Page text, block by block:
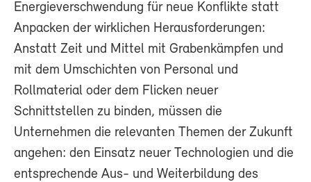
Energieverschwendung für neue Konflikte statt
Anpacken der wirklichen Herausforderungen:
Anstatt Zeit und Mittel mit Grabenkämpfen und
mit dem Umschichten von Personal und
Rollmaterial oder dem Flicken neuer
Schnittstellen zu binden, müssen die
Unternehmen die relevanten Themen der Zukunft
angehen: den Einsatz neuer Technologien und die
entsprechende Aus- und Weiterbildung des